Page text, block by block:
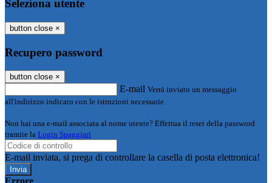
Seleziona utente
button close ×
Recupero password
button close ×
E-mail Verrà inviato un messaggio
all'indirizzo indicato con le istruzioni necessarie.
Non hai una e-mail associata al nome utente? Effettua il reset della password
tramite la Login Spaggiari
E-mail inviata, si prega di controllare la casella di posta elettronica!